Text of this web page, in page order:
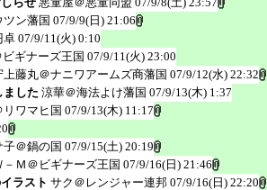
ン藩国 07/9/9(日) 21:06
卓 07/9/11(火) 0:10
ギナーズ王国 07/9/11(火) 23:00
上藤丸＠ナニワアームズ商藩国 07/9/12(水) 22:32
ました 涼華＠海法よけ藩国 07/9/13(木) 1:37
リワマヒ国 07/9/13(木) 11:17
＠鍋の国 07/9/15(土) 20:19
－Ｍ＠ビギナーズ王国 07/9/16(日) 21:46
ラスト サク＠レンジャー連邦 07/9/16(日) 22:20